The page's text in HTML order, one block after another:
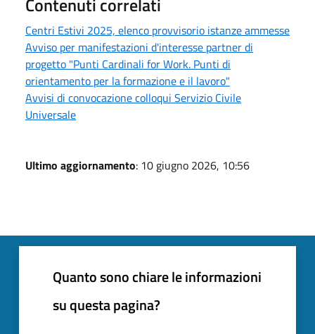
Centri Estivi 2025, elenco provvisorio istanze ammesse
Avviso per manifestazioni d'interesse partner di
progetto "Punti Cardinali for Work. Punti di
orientamento per la formazione e il lavoro"
Avvisi di convocazione colloqui Servizio Civile
Universale
Ultimo aggiornamento: 10 giugno 2026, 10:56
Quanto sono chiare le informazioni
su questa pagina?